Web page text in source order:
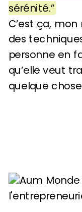
sérénité.”
C’est ça,
des
personne en
qu’elle veut
quelque